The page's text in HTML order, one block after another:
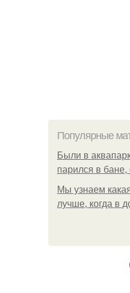
Популярные
Были в
парился в бане,
Мы узнаем
лучше, когда в